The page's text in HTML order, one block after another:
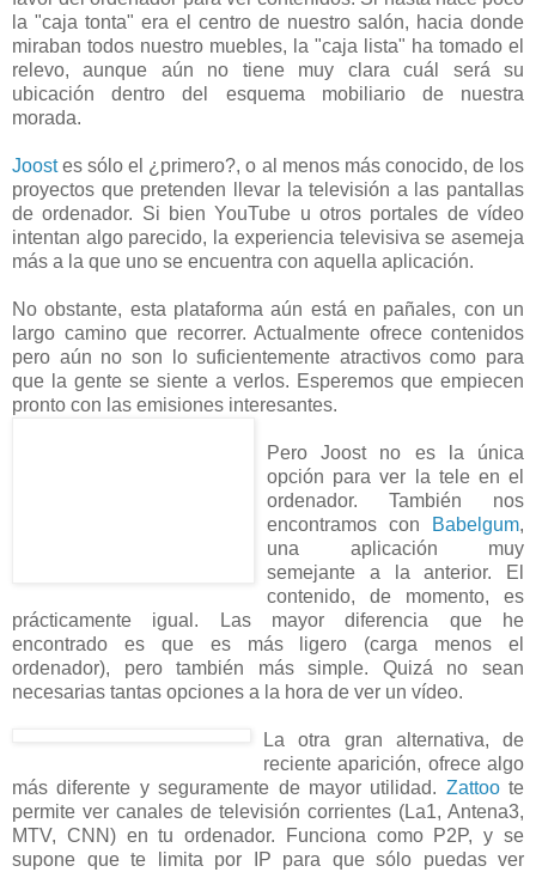
la "caja tonta" era el centro de nuestro salón, hacia donde
miraban todos nuestro muebles, la "caja lista" ha tomado el
relevo, aunque aún no tiene muy clara cuál será su
ubicación dentro del esquema mobiliario de nuestra
morada.
Joostes sólo el ¿primero?, o al menos más conocido, de los
proyectos que pretenden llevar la televisión a las pantallas
de ordenador. Si bien YouTube u otros portales de vídeo
intentan algo parecido, la experiencia televisiva se asemeja
más a la que uno se encuentra con aquella aplicación.
No obstante, esta plataforma aún está en pañales, con un
largo camino que recorrer. Actualmente ofrece contenidos
pero aún no son lo suficientemente atractivos como para
que la gente se siente a verlos. Esperemos que empiecen
pronto con las emisiones interesantes.
Pero Joost no es la única
opción para ver la tele en el
ordenador. También nos
encontramos con
Babelgum,
una aplicación muy
semejante a la anterior. El
contenido, de momento, es
prácticamente igual. Las mayor diferencia que he
encontrado es que es más ligero (carga menos el
ordenador), pero también más simple. Quizá no sean
necesarias tantas opciones a la hora de ver un vídeo.
La otra gran alternativa, de
reciente aparición, ofrece algo
más diferente y seguramente de mayor utilidad. Zattoote
permite ver canales de televisión corrientes (La1, Antena3,
MTV, CNN) en tu ordenador. Funciona como P2P, y se
supone que te limita por IP para que sólo puedas ver